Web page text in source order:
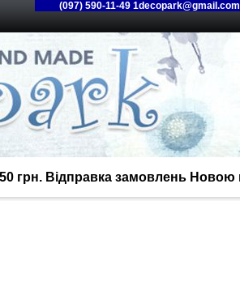
(097) 590-11-49 1decopark@gmail.com
грн. Відправка замовлень